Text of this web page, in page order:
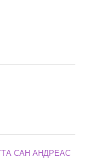
САН АНДРЕАС